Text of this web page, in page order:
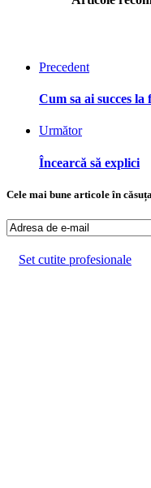
Precedent
Cum sa ai succes la
Următor
Încearcă să explici
Cele mai bune articole în
Set cutite profesionale